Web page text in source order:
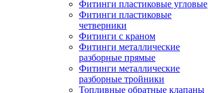
Фитинги пластиковые угловые
Фитинги пластиковые
четверники
Фитинги с краном
Фитинги металлические
разборные прямые
Фитинги металлические
разборные тройники
Топливные обратные клапаны